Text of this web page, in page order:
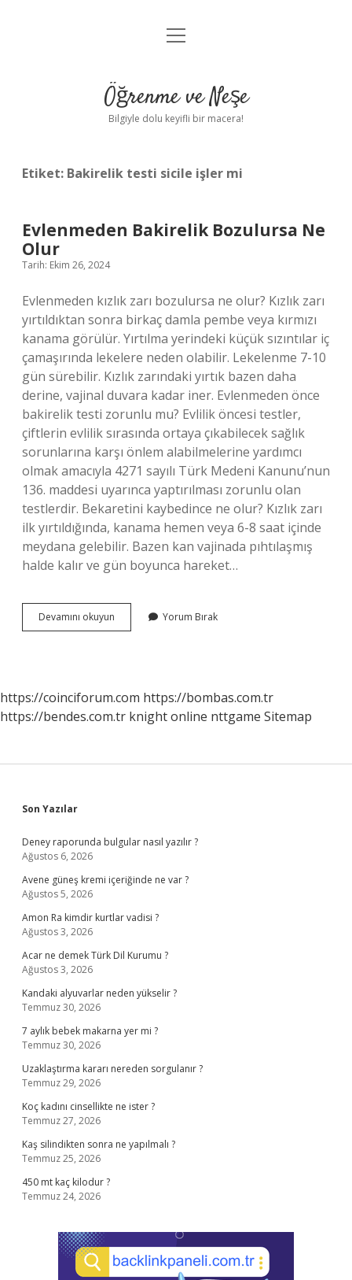
Anasayfa
Yasal Uyarı
menüyü
Öğrenme ve Neşe
Bilgiyle dolu keyifli bir macera!
Etiket: Bakirelik testi sicile işler mi
Evlenmeden Bakirelik Bozulursa Ne
Olur
Tarih: Ekim 26, 2024
Evlenmeden kızlık zarı bozulursa ne olur? Kızlık zarı
yırtıldıktan sonra birkaç damla pembe veya kırmızı
kanama görülür. Yırtılma yerindeki küçük sızıntılar iç
çamaşırında lekelere neden olabilir. Lekelenme 7-10
gün sürebilir. Kızlık zarındaki yırtık bazen daha
derine, vajinal duvara kadar iner. Evlenmeden önce
bakirelik testi zorunlu mu? Evlilik öncesi testler,
çiftlerin evlilik sırasında ortaya çıkabilecek sağlık
sorunlarına karşı önlem alabilmelerine yardımcı
olmak amacıyla 4271 sayılı Türk Medeni Kanunu’nun
136. maddesi uyarınca yaptırılması zorunlu olan
testlerdir. Bekaretini kaybedince ne olur? Kızlık zarı
ilk yırtıldığında, kanama hemen veya 6-8 saat içinde
meydana gelebilir. Bazen kan vajinada pıhtılaşmış
halde kalır ve gün boyunca hareket…
Devamını okuyun Evlenmeden
Bakirelik
Yorum Bırak
https://coinciforum.com https://bombas.com.tr
https://bendes.com.tr knight online nttgame Sitemap
Sidebar
Son Yazılar
Deney raporunda bulgular nasıl yazılır ?
Ağustos 6, 2026
Avene güneş kremi içeriğinde ne var ?
Ağustos 5, 2026
Amon Ra kimdir kurtlar vadisi ?
Ağustos 3, 2026
Acar ne demek Türk Dil Kurumu ?
Ağustos 3, 2026
Kandaki alyuvarlar neden yükselir ?
Temmuz 30, 2026
7 aylık bebek makarna yer mi ?
Temmuz 30, 2026
Uzaklaştırma kararı nereden sorgulanır ?
Temmuz 29, 2026
Koç kadını cinsellikte ne ister ?
Temmuz 27, 2026
Kaş silindikten sonra ne yapılmalı ?
Temmuz 25, 2026
450 mt kaç kilodur ?
Temmuz 24, 2026